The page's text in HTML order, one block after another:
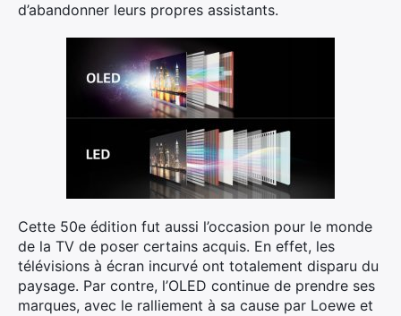
d’abandonner leurs propres assistants.
Cette 50e édition fut aussi l’occasion pour le monde
de la TV de poser certains acquis. En effet, les
télévisions à écran incurvé ont totalement disparu du
paysage. Par contre, l’OLED continue de prendre ses
marques, avec le ralliement à sa cause par Loewe et